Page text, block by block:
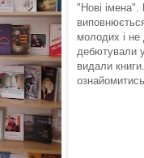
"Нові
молодих і не
дебютували
видали